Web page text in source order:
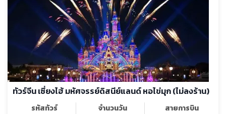
ทัวร์จีน เซี่ยงไฮ้ มหัศจรรย์ดิสนีย์แลนด์ หอไข่มุก (ไม่ลงร้าน)
รหัสทัวร์
จำนวนวัน
สายการบิน